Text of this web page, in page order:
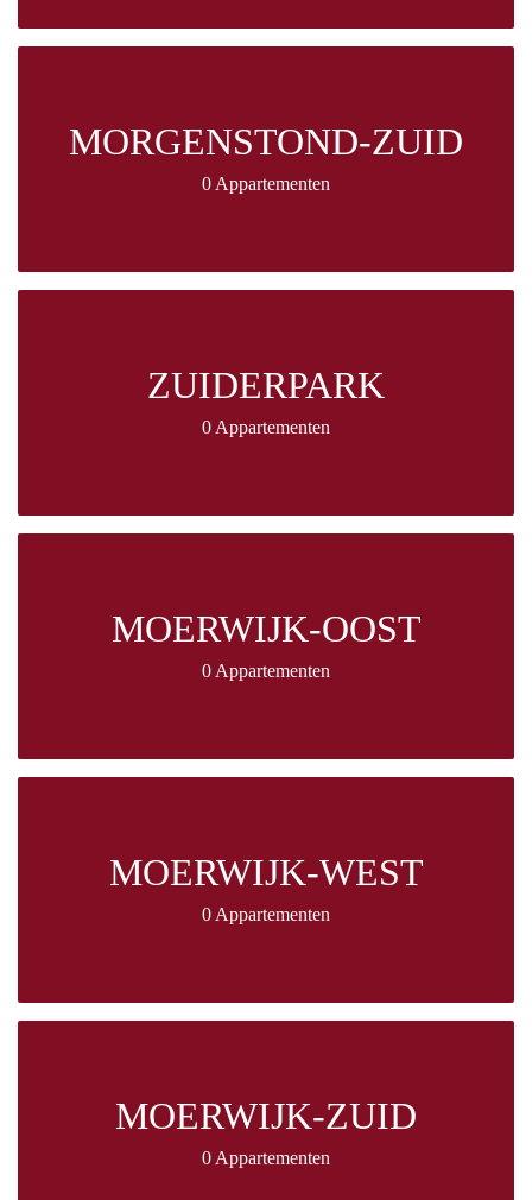
MORGENSTOND-ZUID
0 Appartementen
ZUIDERPARK
0 Appartementen
MOERWIJK-OOST
0 Appartementen
MOERWIJK-WEST
0 Appartementen
MOERWIJK-ZUID
0 Appartementen